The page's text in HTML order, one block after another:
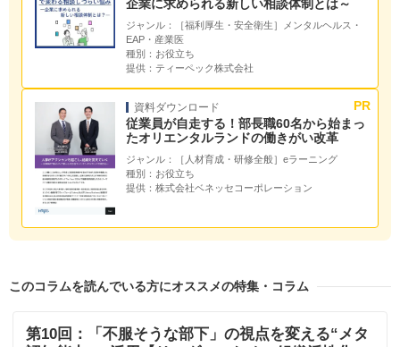
企業に求められる新しい相談体制とは～
ジャンル：
［福利厚生・安全衛生］メンタルヘルス・
EAP・産業医
種別： お役立ち
提供： ティーペック株式会社
資料ダウンロード
従業員が自走する！部長職60名から始まっ
たオリエンタルランドの働きがい改革
ジャンル：
［人材育成・研修全般］eラーニング
種別： お役立ち
提供： 株式会社ベネッセコーポレーション
このコラムを読んでいる方にオススメの特集・コラム
第10回：「不服そうな部下」の視点を変える“メタ